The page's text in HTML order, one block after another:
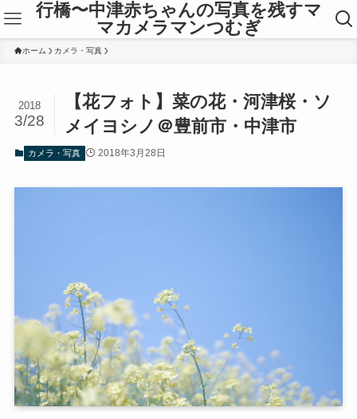
行橋〜中津赤ちゃんの写真を残すマ
マカメラマンつむぎ
ホーム カメラ・写真
【花フォト】菜の花・河津桜・ソ
メイヨシノ＠豊前市・中津市
2018
3/28
カメラ・写真 2018年3月28日